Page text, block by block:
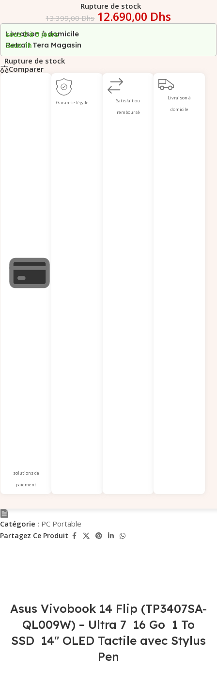
Rupture de stock
13.399,00Dhs 12.690,00 Dhs
Livraison à domicile
sous 2 à 5 jours
Retrait Tera Magasin
Sous 1h
Rupture de stock
Comparer
solutions de
paiement
Garantie légale
Satisfait ou
remboursé
Livraison à
domicile
Catégorie : PC Portable
Partagez Ce Produit
Asus Vivobook 14 Flip (TP3407SA-
QL009W) – Ultra 7 16 Go 1 To
SSD 14″ OLED Tactile avec Stylus
Pen